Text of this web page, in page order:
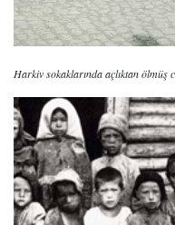
Harkiv sokaklarında açlıktan